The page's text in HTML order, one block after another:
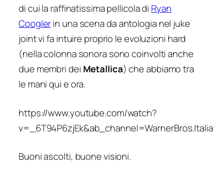
di cui la raffinatissima pellicola di Ryan
Cooglerin una scena da antologia nel juke
joint vi fa intuire proprio le evoluzioni hard
(nella colonna sonora sono coinvolti anche
due membri dei Metallica) che abbiamo tra
le mani qui e ora.
https://www.youtube.com/watch?
v=_6T94P6zjEk&ab_channel=WarnerBros.Italia
Buoni ascolti, buone visioni.